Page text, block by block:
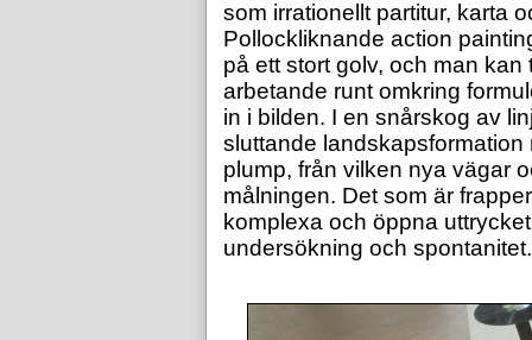
som irrationellt partitur, karta
Pollockliknande action
på ett stort golv, och man
arbetande runt omkring
in i bilden. I en snårskog av
sluttande
plump, från vilken nya vägar
målningen. Det som är
komplexa och öppna
undersökning och spontanitet.